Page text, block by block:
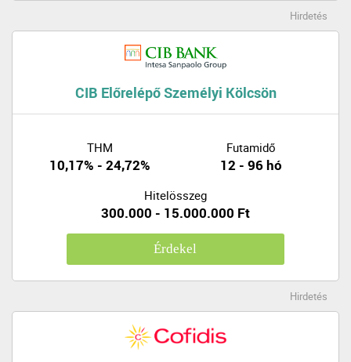
Hirdetés
CIB Előrelépő Személyi Kölcsön
THM
10,17% - 24,72%
Futamidő
12 - 96 hó
Hitelösszeg
300.000 - 15.000.000 Ft
Érdekel
Hirdetés